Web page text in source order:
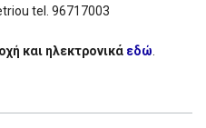
tel. 96717003
και ηλεκτρονικά εδώ